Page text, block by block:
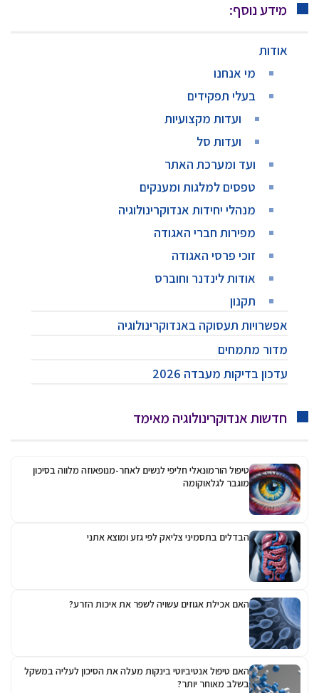
מידע נוסף:
אודות
מי אנחנו
בעלי תפקידים
ועדות מקצועיות
ועדות סל
ועד ומערכת האתר
טפסים למלגות ומענקים
מנהלי יחידות אנדוקרינולוגיה
מפירות חברי האגודה
זוכי פרסי האגודה
אודות לינדנר וחוברס
תקנון
אפשרויות תעסוקה באנדוקרינולוגיה
מדור מתמחים
עדכון בדיקות מעבדה 2026
חדשות אנדוקרינולוגיה מאימד
טיפול הורמונאלי חליפי לנשים לאחר-מנופאוזה מלווה בסיכון
מוגבר לגלאוקומה
הבדלים בתסמיני צליאק לפי גזע ומוצא אתני
האם אכילת אגוזים עשויה לשפר את איכות הזרע?
האם טיפול אנטיביוטי בינקות מעלה את הסיכון לעליה במשקל
בשלב מאוחר יותר?